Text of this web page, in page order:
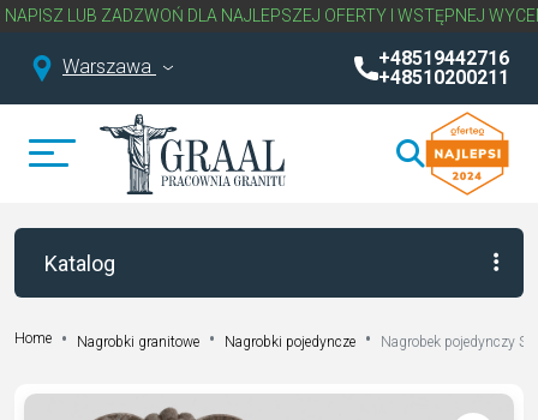
ZADZWOŃ DLA NAJLEPSZEJ OFERTY I WSTĘPNEJ WYCENY
Warszawa
+48519442716
+48510200211
Katalog
Home Nagrobki granitowe Nagrobki pojedyncze Nagrobek pojedynczy S